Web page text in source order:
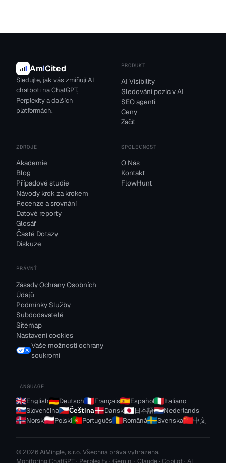
AmICited
Sledujte, jak vás zmiňují AI
chatboti na ChatGPT,
Perplexity a dalších
platformách.
PRODUKT
AI Visibility
Sledování pozic v AI
SEO agenti
Ceny
Začít
ZDROJE
Akademie
Blog
Případové studie
Návody krok za krokem
Recenze a srovnání
Datové reporty
Glosář
Časté Dotazy
Diskuze
SPOLEČNOST
O Nás
Kontakt
FlowHunt
PRÁVNÍ
Zásady Ochrany Osobních
Údajů
Podmínky Služby
Subdodavatelé
Sitemap
Nastavení cookies
Vaše možnosti ochrany
soukromí
LANGUAGE
English Deutsch Français Español
Italiano
Slovenčina
Čeština Dansk 日本語
Nederlands
Norsk
Polski Português Română Svenska 中文
© 2026 AiMingle, s.r.o. Všechna práva vyhrazena.
Monitoring ChatGPT · Perplexity · Gemini · Claude · Copilot · AI